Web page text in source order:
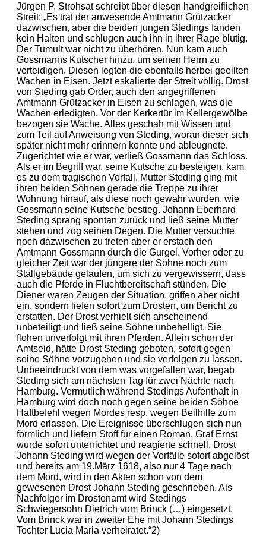
Jürgen P. Strohsat schreibt über diesen handgreiflichen
Streit: „Es trat der anwesende Amtmann Grützacker
dazwischen, aber die beiden jungen Stedings fanden
kein Halten und schlugen auch ihn in ihrer Rage blutig.
Der Tumult war nicht zu überhören. Nun kam auch
Gossmanns Kutscher hinzu, um seinen Herrn zu
verteidigen. Diesen legten die ebenfalls herbei geeilten
Wachen in Eisen. Jetzt eskalierte der Streit völlig. Drost
von Steding gab Order, auch den angegriffenen
Amtmann Grützacker in Eisen zu schlagen, was die
Wachen erledigten. Vor der Kerkertür im Kellergewölbe
bezogen sie Wache. Alles geschah mit Wissen und
zum Teil auf Anweisung von Steding, woran dieser sich
später nicht mehr erinnern konnte und ableugnete.
Zugerichtet wie er war, verließ Gossmann das Schloss.
Als er im Begriff war, seine Kutsche zu besteigen, kam
es zu dem tragischen Vorfall. Mutter Steding ging mit
ihren beiden Söhnen gerade die Treppe zu ihrer
Wohnung hinauf, als diese noch gewahr wurden, wie
Gossmann seine Kutsche bestieg. Johann Eberhard
Steding sprang spontan zurück und ließ seine Mutter
stehen und zog seinen Degen. Die Mutter versuchte
noch dazwischen zu treten aber er erstach den
Amtmann Gossmann durch die Gurgel. Vorher oder zu
gleicher Zeit war der jüngere der Söhne noch zum
Stallgebäude gelaufen, um sich zu vergewissern, dass
auch die Pferde in Fluchtbereitschaft stünden. Die
Diener waren Zeugen der Situation, griffen aber nicht
ein, sondern liefen sofort zum Drosten, um Bericht zu
erstatten. Der Drost verhielt sich anscheinend
unbeteiligt und ließ seine Söhne unbehelligt. Sie
flohen unverfolgt mit ihren Pferden. Allein schon der
Amtseid, hätte Drost Steding geboten, sofort gegen
seine Söhne vorzugehen und sie verfolgen zu lassen.
Unbeeindruckt von dem was vorgefallen war, begab
Steding sich am nächsten Tag für zwei Nächte nach
Hamburg. Vermutlich während Stedings Aufenthalt in
Hamburg wird doch noch gegen seine beiden Söhne
Haftbefehl wegen Mordes resp. wegen Beilhilfe zum
Mord erlassen. Die Ereignisse überschlugen sich nun
förmlich und liefern Stoff für einen Roman. Graf Ernst
wurde sofort unterrichtet und reagierte schnell. Drost
Johann Steding wird wegen der Vorfälle sofort abgelöst
und bereits am 19.März 1618, also nur 4 Tage nach
dem Mord, wird in den Akten schon von dem
gewesenen Drost Johann Steding geschrieben. Als
Nachfolger im Drostenamt wird Stedings
Schwiegersohn Dietrich vom Brinck (…) eingesetzt.
Vom Brinck war in zweiter Ehe mit Johann Stedings
Tochter Lucia Maria verheiratet.“2)